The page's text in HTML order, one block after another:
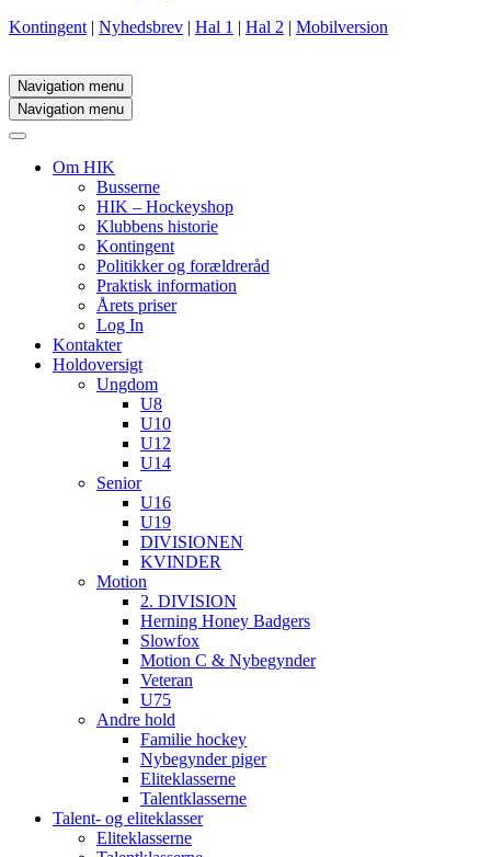
Kontingent | Nyhedsbrev | Hal 1 | Hal 2 | Mobilversion
Navigation menu
Navigation menu
Om HIK
Busserne
HIK – Hockeyshop
Klubbens historie
Kontingent
Politikker og forældreråd
Praktisk information
Årets priser
Log In
Kontakter
Holdoversigt
Ungdom
U8
U10
U12
U14
Senior
U16
U19
DIVISIONEN
KVINDER
Motion
2. DIVISION
Herning Honey Badgers
Slowfox
Motion C & Nybegynder
Veteran
U75
Andre hold
Familie hockey
Nybegynder piger
Eliteklasserne
Talentklasserne
Talent- og eliteklasser
Eliteklasserne